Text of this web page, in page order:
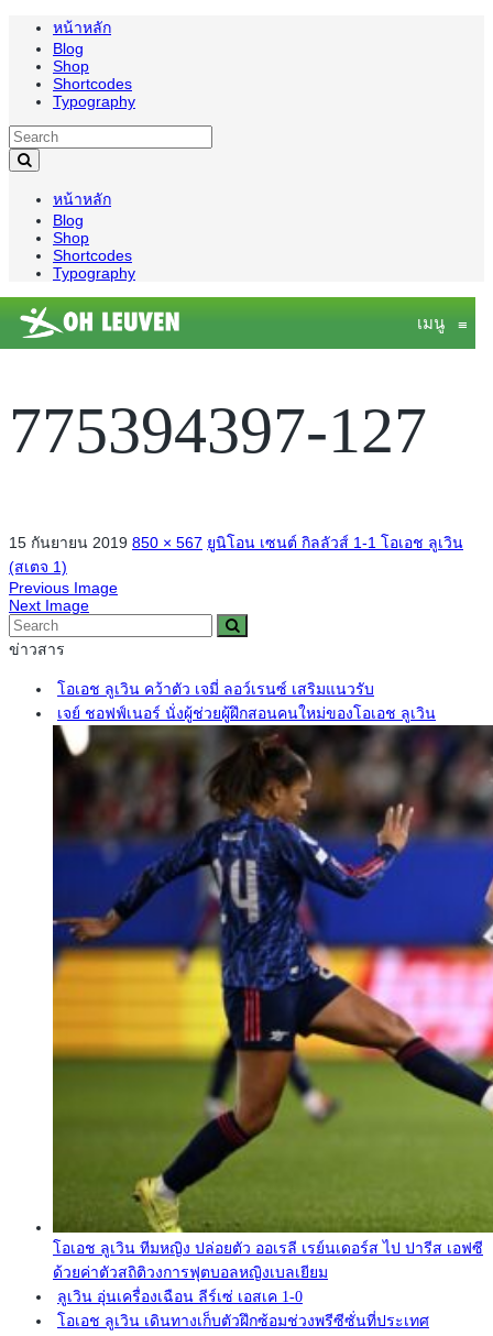
หน้าหลัก
Blog
Shop
Shortcodes
Typography
หน้าหลัก
Blog
Shop
Shortcodes
Typography
เมนู ≡
775394397-127
15 กันยายน 2019 850 × 567 ยูนิโอน เซนต์ กิลลัวส์ 1-1 โอเอช ลูเวิน
(สเตจ 1)
Previous Image
Next Image
ข่าวสาร
โอเอช ลูเวิน คว้าตัว เจมี่ ลอว์เรนซ์ เสริมแนวรับ
เจย์ ชอฟฟ์เนอร์ นั่งผู้ช่วยผู้ฝึกสอนคนใหม่ของโอเอช ลูเวิน
โอเอช ลูเวิน ทีมหญิง ปล่อยตัว ออเรลี เรย์นเดอร์ส ไป ปารีส เอฟซี
ด้วยค่าตัวสถิติวงการฟุตบอลหญิงเบลเยียม
ลูเวิน อุ่นเครื่องเฉือน ลีร์เซ่ เอสเค 1-0
โอเอช ลูเวิน เดินทางเก็บตัวฝึกซ้อมช่วงพรีซีซั่นที่ประเทศ